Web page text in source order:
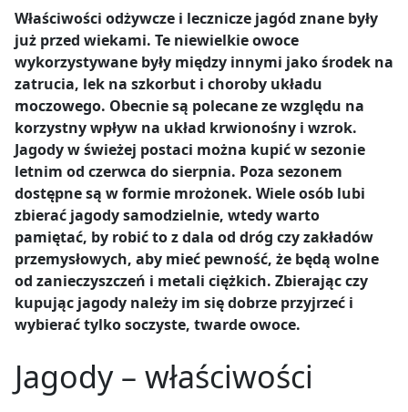
Właściwości odżywcze i lecznicze jagód znane były
już przed wiekami. Te niewielkie owoce
wykorzystywane były między innymi jako środek na
zatrucia, lek na szkorbut i choroby układu
moczowego. Obecnie są polecane ze względu na
korzystny wpływ na układ krwionośny i wzrok.
Jagody w świeżej postaci można kupić w sezonie
letnim od czerwca do sierpnia. Poza sezonem
dostępne są w formie mrożonek. Wiele osób lubi
zbierać jagody samodzielnie, wtedy warto
pamiętać, by robić to z dala od dróg czy zakładów
przemysłowych, aby mieć pewność, że będą wolne
od zanieczyszczeń i metali ciężkich. Zbierając czy
kupując jagody należy im się dobrze przyjrzeć i
wybierać tylko soczyste, twarde owoce.
Jagody– właściwości